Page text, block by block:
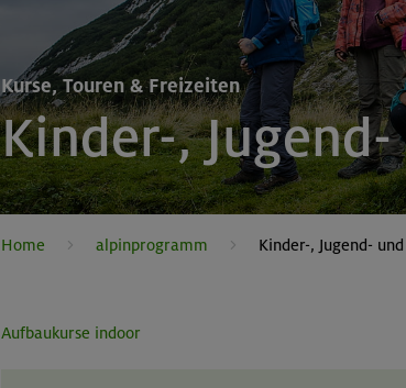
Kinder-,
Kurse, Touren & Freizeiten
Home alpinprogramm Kinder-, Jugend-
Aufbaukurse indoor